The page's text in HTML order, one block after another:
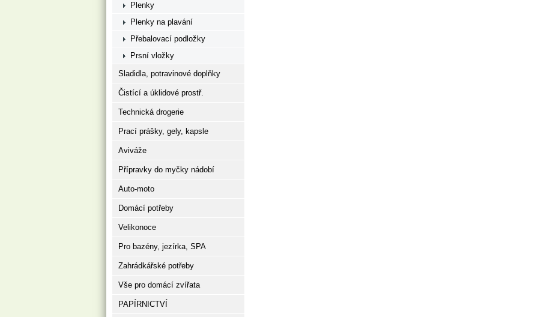
Plenky
Plenky na plavání
Přebalovací podložky
Prsní vložky
Sladidla, potravinové doplňky
Čistící a úklidové prostř.
Technická drogerie
Prací prášky, gely, kapsle
Aviváže
Přípravky do myčky nádobí
Auto-moto
Domácí potřeby
Velikonoce
Pro bazény, jezírka, SPA
Zahrádkářské potřeby
Vše pro domácí zvířata
PAPÍRNICTVÍ